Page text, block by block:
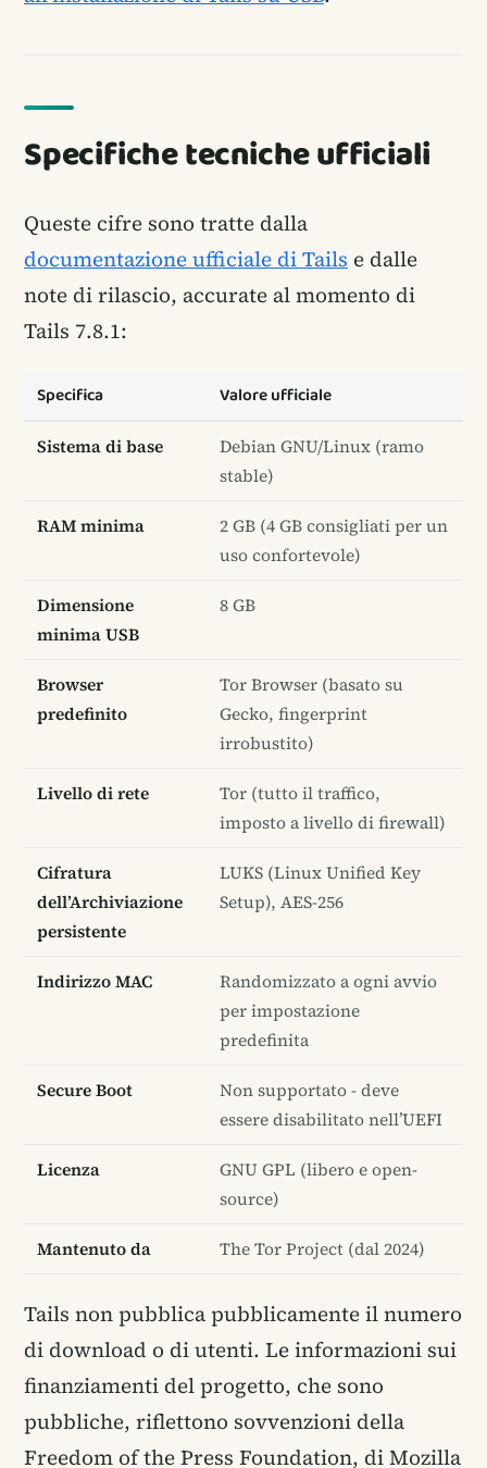
Specifiche tecniche ufficiali
Queste cifre sono tratte dalla
documentazione ufficiale di Tails e dalle
note di rilascio, accurate al momento di
Tails 7.8.1:
Specifica Valore ufficiale
Sistema di base
Debian GNU/Linux (ramo
stable)
RAM minima
2 GB (4 GB consigliati per un
uso confortevole)
Dimensione
minima USB
8 GB
Browser
predefinito
Tor Browser (basato su
Gecko, fingerprint
irrobustito)
Livello di rete
Tor (tutto il traffico,
imposto a livello di firewall)
Cifratura
dell’Archiviazione
persistente
LUKS (Linux Unified Key
Setup), AES-256
Indirizzo MAC
Randomizzato a ogni avvio
per impostazione
predefinita
Secure Boot
Non supportato - deve
essere disabilitato nell’UEFI
Licenza
GNU GPL (libero e open-
source)
Mantenuto da The Tor Project (dal 2024)
Tails non pubblica pubblicamente il numero
di download o di utenti. Le informazioni sui
finanziamenti del progetto, che sono
pubbliche, riflettono sovvenzioni della
Freedom of the Press Foundation, di Mozilla